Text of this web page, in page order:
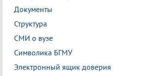
Документы
Структура
СМИ о вузе
Символика БГМУ
Электронный ящик доверия